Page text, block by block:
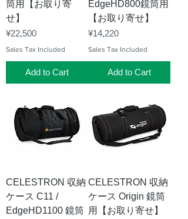
筒用【お取り寄
せ】
Price
¥22,500
Sales Tax Included
Add to Cart
EdgeHD800鏡筒用
【お取り寄せ】
Price
¥14,220
Sales Tax Included
Add to Cart
CELESTRON 収納
ケース C11 /
EdgeHD1100 鏡筒
CELESTRON 収納
ケース Origin 鏡筒
用【お取り寄せ】